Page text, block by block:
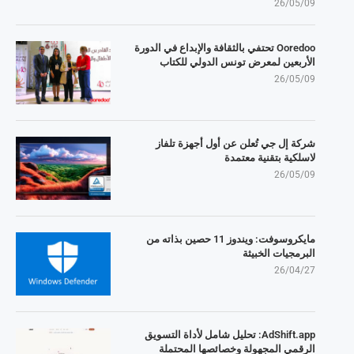
26/05/09
Ooredoo تحتفي بالثقافة والإبداع في الدورة
الأربعين لمعرض تونس الدولي للكتاب
26/05/09
شركة إل جي تُعلن عن أول أجهزة تلفاز
لاسلكية بتقنية معتمدة
26/05/09
مايكروسوفت: ويندوز 11 حصين بذاته من
البرمجيات الخبيثة
26/04/27
AdShift.app: تحليل شامل لأداة التسويق
الرقمي المجهولة وخصائصها المحتملة